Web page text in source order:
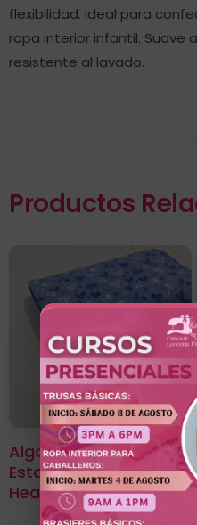
flexibilidad. Ideal para
ropa interior infantil. Suave
resistente al lavado.
Productos
Algodon Licrado
Estampado Diseño
Heart